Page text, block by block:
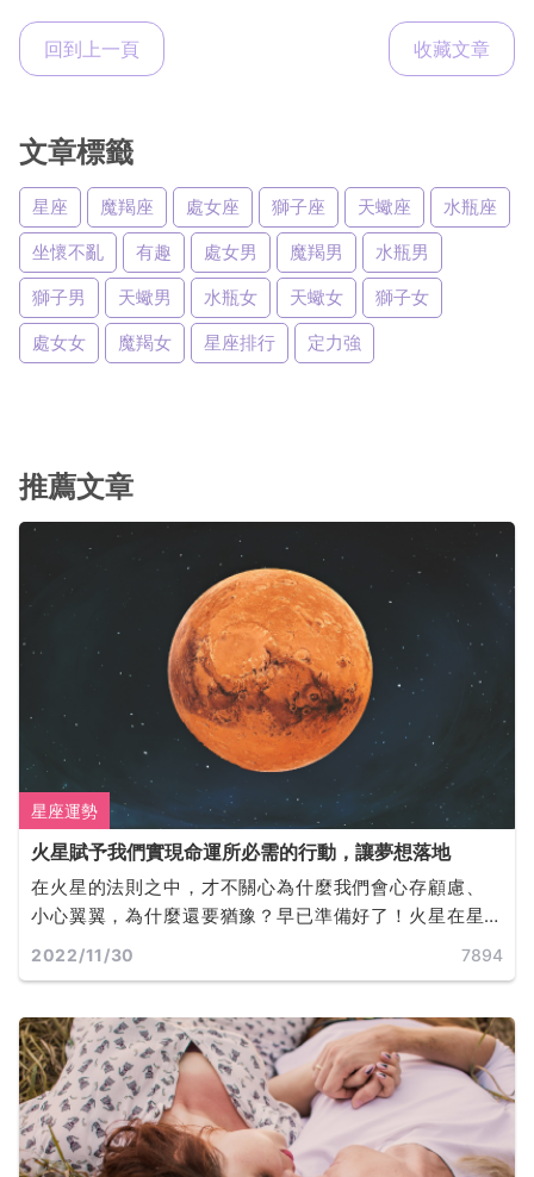
回到上一頁 收藏文章
文章標籤
星座 魔羯座 處女座 獅子座 天蠍座
水瓶座
坐懷不亂
有趣 處女男 魔羯男
水瓶男
獅子男
天蠍男 水瓶女 天蠍女
獅子女
處女女
魔羯女 星座排行 定力強
推薦文章
星座運勢
火星賦予我們實現命運所必需的行動，讓夢想落地
在火星的法則之中，才不關心為什麼我們會心存顧慮、
小心翼翼，為什麼還要猶豫？早已準備好了！火星在星
盤中的位置決定了我們是誰，以及我們此生的目標。火
2022/11/30 7894